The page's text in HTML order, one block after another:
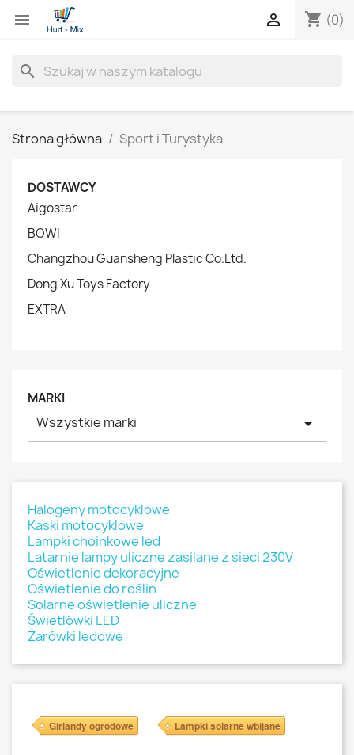
 shopping_cart (0)

search
Strona główna Sport i Turystyka
DOSTAWCY
Aigostar
BOWI
Changzhou Guansheng Plastic Co.Ltd.
Dong Xu Toys Factory
EXTRA
MARKI
Wszystkie marki arrow_drop_down
Halogeny motocyklowe
Kaski motocyklowe
Lampki choinkowe led
Latarnie lampy uliczne zasilane z sieci 230V
Oświetlenie dekoracyjne
Oświetlenie do roślin
Solarne oświetlenie uliczne
Świetlówki LED
Żarówki ledowe
Girlandy ogrodowe Lampki solarne wbijane